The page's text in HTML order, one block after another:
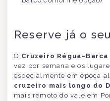
Reserve já o
O Cruzeiro Régua–Barca
vez por semana e os
especialmente em época
cruzeiro mais longo do
mais remoto do vale em